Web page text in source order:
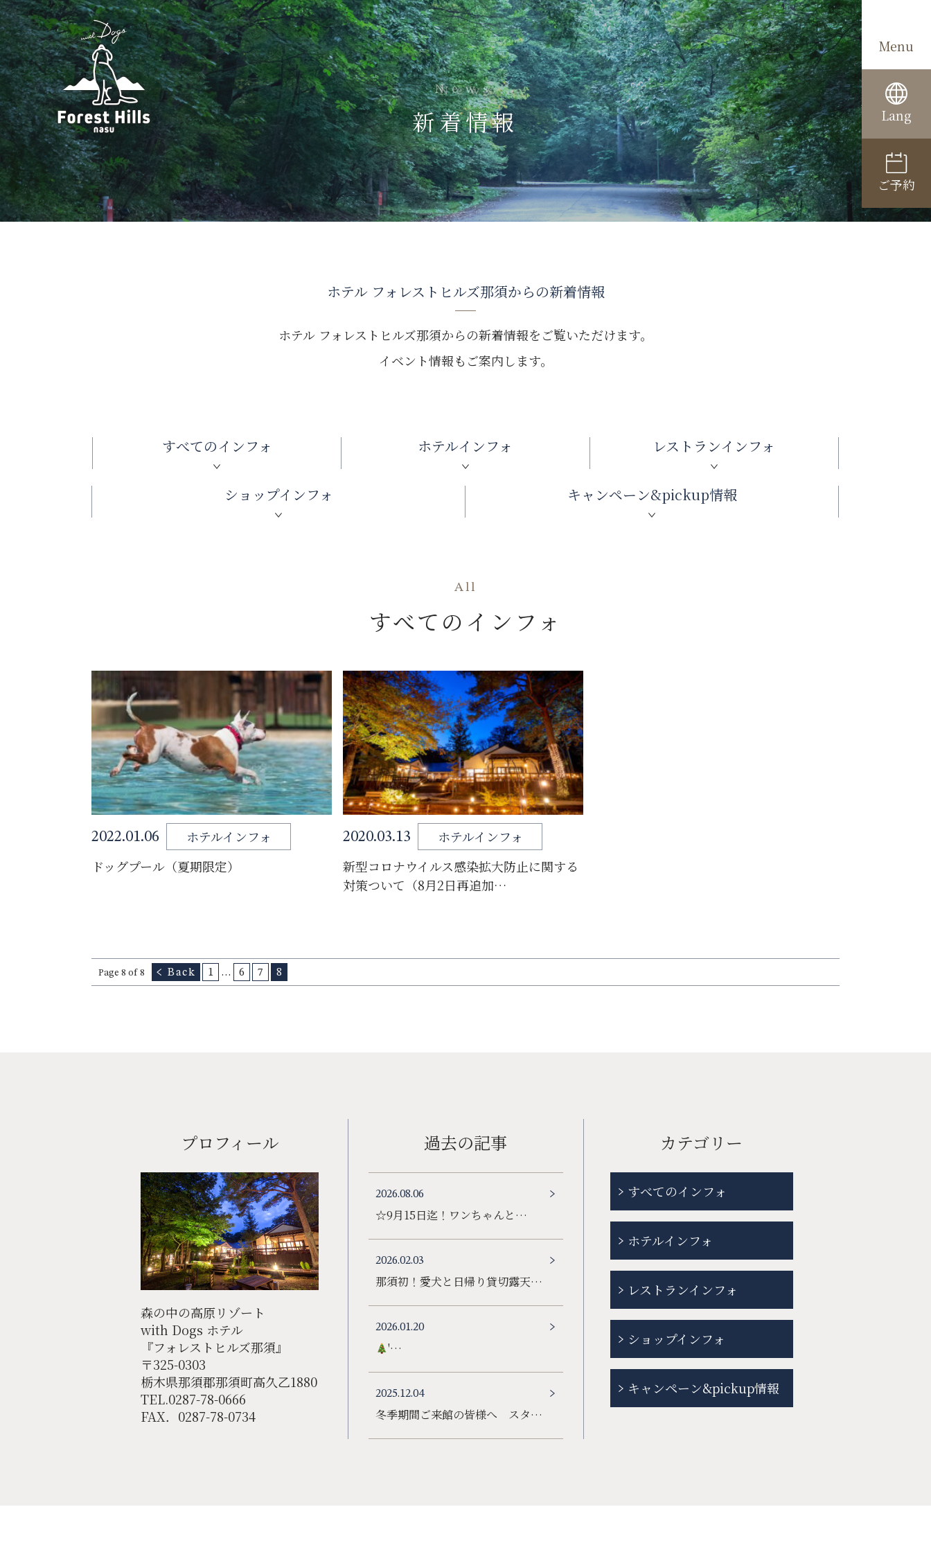
News
新着情報
ホテル フォレストヒルズ那須からの新着情報
ホテル フォレストヒルズ那須からの新着情報をご覧いただけます。
イベント情報もご案内します。
すべてのインフォ ホテルインフォ レストランインフォ
ショップインフォ キャンペーン&pickup情報
All
すべてのインフォ
2022.01.06
ホテルインフォ
ドッグプール（夏期限定）
2020.03.13
ホテルインフォ
新型コロナウイルス感染拡大防止に関する
対策ついて（8月2日再追加…
Page 8 of 8 Back 1 … 6 7 8
プロフィール
森の中の高原リゾート
with Dogs ホテル
『フォレストヒルズ那須』
〒325-0303
栃木県那須郡那須町高久乙1880
TEL.0287-78-0666
FAX．0287-78-0734
過去の記事
2026.08.06
☆9月15日迄！ワンちゃんと…
2026.02.03
那須初！愛犬と日帰り貸切露天…
2026.01.20
'…
2025.12.04
冬季期間ご来館の皆様へ スタ…
カテゴリー
すべてのインフォ
ホテルインフォ
レストランインフォ
ショップインフォ
キャンペーン&pickup情報
Menu
Lang
ご予約